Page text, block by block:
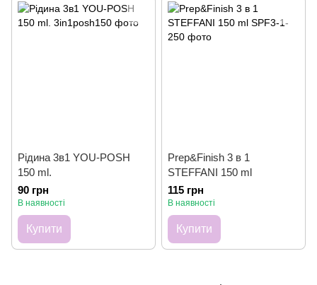
Рідина 3в1 YOU-POSH
150 ml.
90 грн
В наявності
Купити
Prep&Finish 3 в 1
STEFFANI 150 ml
115 грн
В наявності
Купити